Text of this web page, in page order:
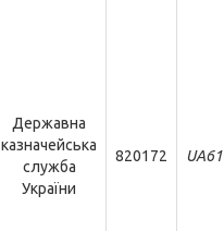
Державна
казначейська
служба
України
820172